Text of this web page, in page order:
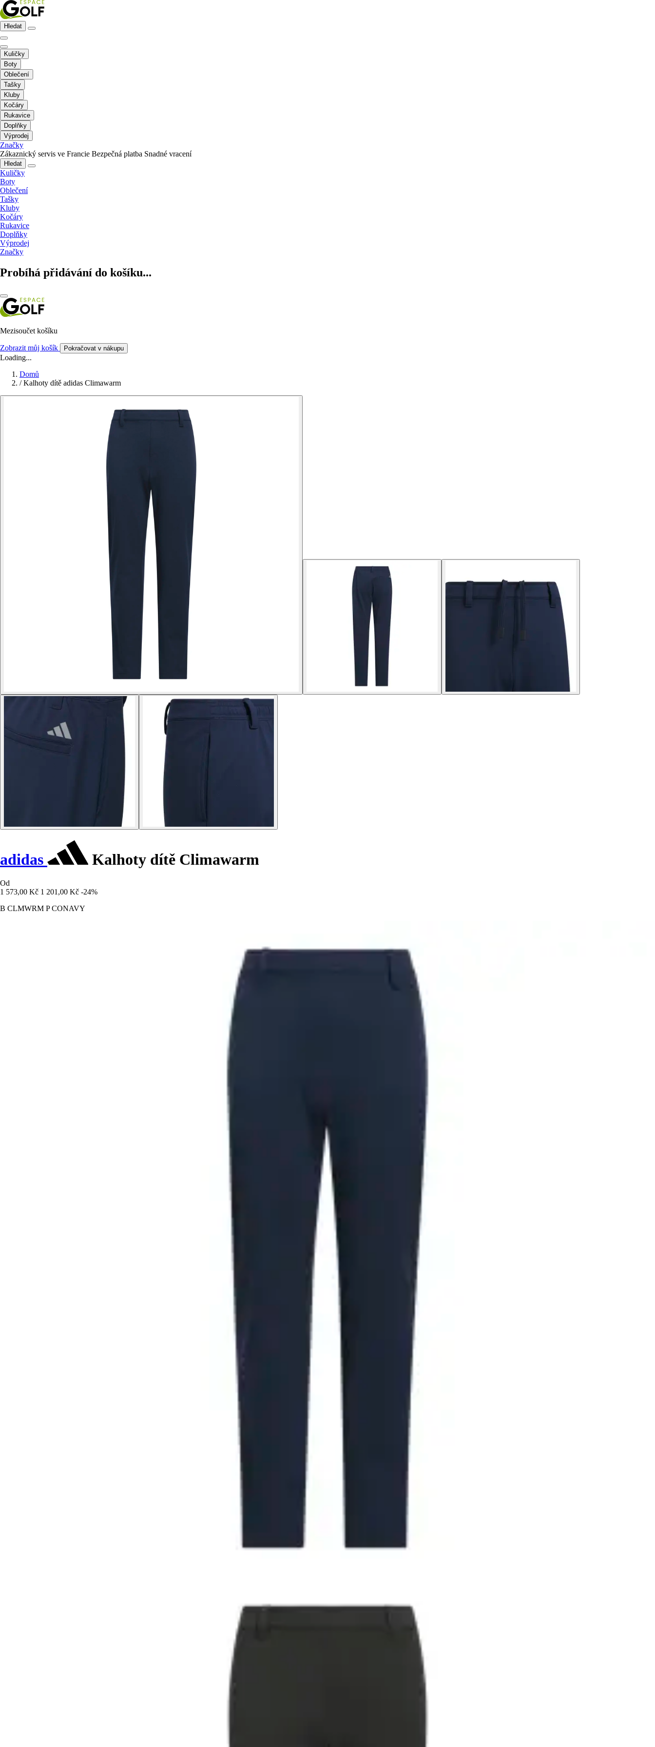
Hledat
Kuličky
Boty
Oblečení
Tašky
Kluby
Kočáry
Rukavice
Doplňky
Výprodej
Značky
Zákaznický servis ve Francie Bezpečná platba Snadné vracení
Hledat
Kuličky
Boty
Oblečení
Tašky
Kluby
Kočáry
Rukavice
Doplňky
Výprodej
Značky
Probíhá přidávání do košíku...
Mezisoučet košíku
Zobrazit můj košík Pokračovat v nákupu
Loading...
Domů
/ Kalhoty dítě adidas Climawarm
adidas Kalhoty dítě Climawarm
Od
1 573,00 Kč 1 201,00 Kč -24%
B CLMWRM P CONAVY